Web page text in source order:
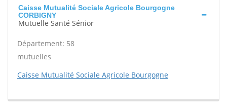
Caisse Mutualité Sociale Agricole Bourgogne
CORBIGNY
Mutuelle Santé Sénior
Département: 58
mutuelles
Caisse Mutualité Sociale Agricole Bourgogne